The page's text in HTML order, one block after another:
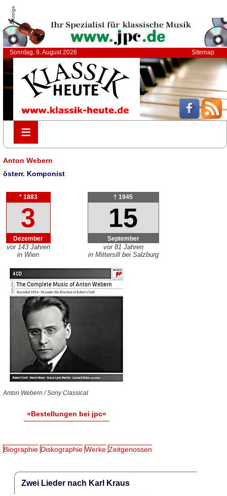
Anzeige
Sonntag, 9. August 2026 Sitemap
≡
≡
Anton Webern
österr. Komponist
* 1883
3
Dezember
vor 143 Jahren
in Wien
† 1945
15
September
vor 81 Jahren
in Mittersill bei Salzburg
Anton Webern / Sony Classical
»Bestellungen bei jpc«
Biographie Diskographie Werke Zeitgenossen
Zwei Lieder nach Karl Kraus